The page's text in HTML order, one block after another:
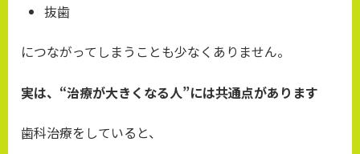
抜歯
につながってしまうことも少なくありません。
実は、“治療が大きくなる人”には共通点があります
歯科治療をしていると、